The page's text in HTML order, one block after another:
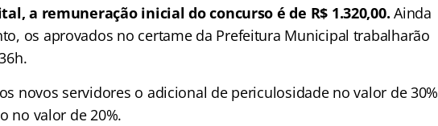
a remuneração inicial do concurso é de R$ 1.320,00.Ainda
os aprovados no certame da Prefeitura Municipal trabalharão
novos servidores o adicional de periculosidade no valor de 30%
no valor de 20%.